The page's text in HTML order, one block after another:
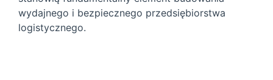
wydajnego i bezpiecznego przedsiębiorstwa
logistycznego.